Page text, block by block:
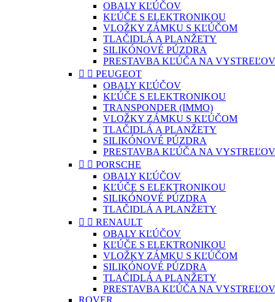
OBALY KĽÚČOV
KĽÚČE S ELEKTRONIKOU
VLOŽKY ZÁMKU S KĽÚČOM
TLAČIDLÁ A PLANŽETY
SILIKÓNOVÉ PÚZDRA
PRESTAVBA KĽÚČA NA
  PEUGEOT
OBALY KĽÚČOV
KĽÚČE S ELEKTRONIKOU
TRANSPONDER (IMMO)
VLOŽKY ZÁMKU S KĽÚČOM
TLAČIDLÁ A PLANŽETY
SILIKÓNOVÉ PÚZDRA
PRESTAVBA KĽÚČA NA
  PORSCHE
OBALY KĽÚČOV
KĽÚČE S ELEKTRONIKOU
SILIKÓNOVÉ PÚZDRA
TLAČIDLÁ A PLANŽETY
  RENAULT
OBALY KĽÚČOV
KĽÚČE S ELEKTRONIKOU
VLOŽKY ZÁMKU S KĽÚČOM
SILIKÓNOVÉ PÚZDRA
TLAČIDLÁ A PLANŽETY
PRESTAVBA KĽÚČA NA
ROVER